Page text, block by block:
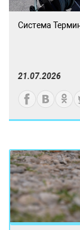
Система
21.07.2026